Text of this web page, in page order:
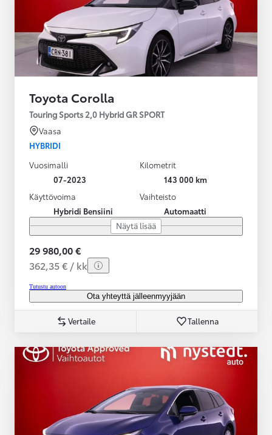
Toyota Corolla
Touring Sports 2,0 Hybrid GR SPORT
Vaasa
HYBRIDI
Vuosimalli
07-2023
Kilometrit
143 000 km
Käyttövoima
Hybridi Bensiini
Vaihteisto
Automaatti
Näytä lisää
29 980,00 €
362,35 € / kk
Tutustu autoon
Ota yhteyttä jälleenmyyjään
Vertaile Tallenna